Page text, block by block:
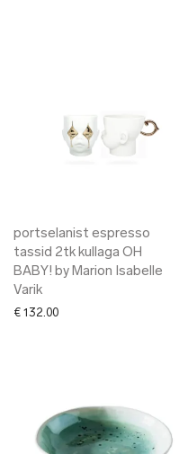
portselanist espresso
tassid 2tk kullaga OH
BABY! by Marion Isabelle
Varik
€ 132.00